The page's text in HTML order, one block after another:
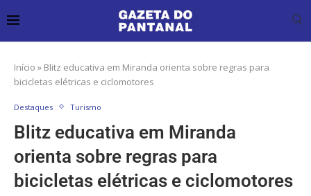
Início » Blitz educativa em Miranda orienta sobre regras para
bicicletas elétricas e ciclomotores
Destaques Turismo
Blitz educativa em Miranda
orienta sobre regras para
bicicletas elétricas e ciclomotores